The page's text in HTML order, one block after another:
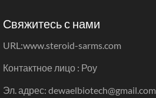
Свяжитесь с нами
URL:www.steroid-sarms.com
Контактное лицо : Роу
Эл. адрес: dewaelbiotech@gmail.com